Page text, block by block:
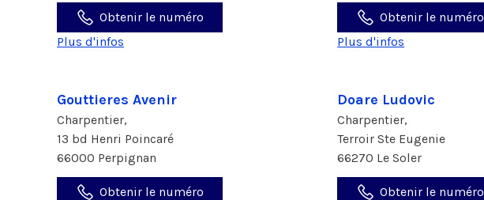
Obtenir le numéro
Plus d'infos
Obtenir le numéro
Plus d'infos
Gouttieres Avenir
Charpentier,
13 bd Henri Poincaré
66000 Perpignan
Obtenir le numéro
Doare Ludovic
Charpentier,
Terroir Ste Eugenie
66270 Le Soler
Obtenir le numéro